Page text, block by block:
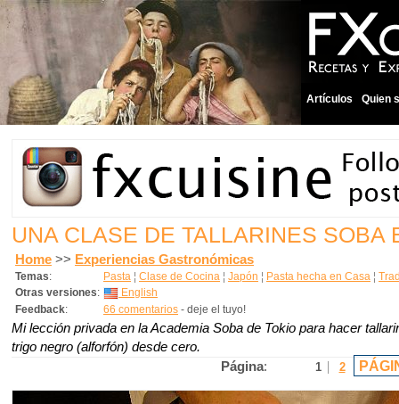
Artículos Quien
UNA CLASE DE TALLARINES SOBA
Home >> Experiencias Gastronómicas
Temas: Pasta ¦ Clase de Cocina ¦ Japón ¦ Pasta hecha en Casa ¦
Otras versiones:
English
Feedback: 66 comentarios - deje el tuyo!
Mi lección privada en la Academia Soba de Tokio para hacer
trigo negro (alforfón) desde cero.
Página: 1 2